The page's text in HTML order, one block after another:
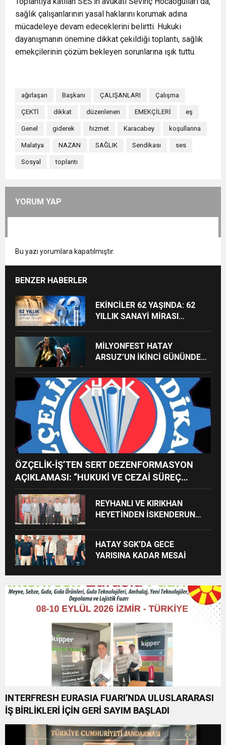
sağlık çalışanlarının yasal haklarını korumak adına
mücadeleye devam edeceklerini belirtti. Hukuki
dayanışmanın önemine dikkat çekildiği toplantı, sağlık
emekçilerinin çözüm bekleyen sorunlarına ışık tuttu.
ağırlaşan Başkanı ÇALIŞANLARI Çalışma
ÇEKTİ dikkat düzenlenen EMEKÇİLERİ eş
Genel giderek hizmet Karacabey koşullarına
Malatya NAZAN SAĞLIK Sendikası ses
Sosyal toplantı
YORUM YAP
Bu yazı yorumlara kapatılmıştır.
BENZER HABERLER
EKİNCİLER 62 YAŞINDA: 62
YILLIK SANAYİ MİRASI
MİLYONFEST HATAY
ARSUZ’UN İKİNCİ GÜNÜNDE
ALACAK
ÖZÇELİK-İŞ’TEN SERT DEZENFORMASYON
AÇIKLAMASI: “HUKUKİ VE CEZAİ SÜREÇ
BAŞLATILDI”
REYHANLI VE KIRIKHAN
HEYETİNDEN İSKENDERUN
HATAY SGK’DA GECE
YARISINA KADAR MESAİ
INTERFRESH EURASIA FUARI’NDA ULUSLARARASI
İŞ BİRLİKLERİ İÇİN GERİ SAYIM BAŞLADI